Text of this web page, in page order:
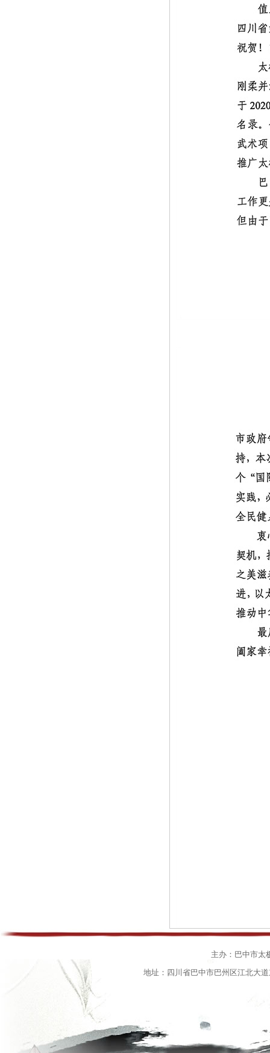
主办：巴中市太
地址：四川省巴中市巴州区江北大